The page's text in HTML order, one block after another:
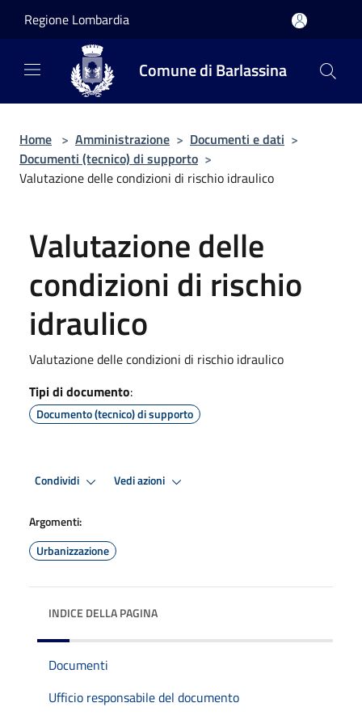
Regione Lombardia
Comune di Barlassina
Home > Amministrazione > Documenti e dati >
Documenti (tecnico) di supporto >
Valutazione delle condizioni di rischio idraulico
Valutazione delle
condizioni di rischio
idraulico
Valutazione delle condizioni di rischio idraulico
Tipi di documento:
Documento (tecnico) di supporto
Condividi Vedi azioni
Argomenti:
Urbanizzazione
INDICE DELLA PAGINA
Documenti
Ufficio responsabile del documento